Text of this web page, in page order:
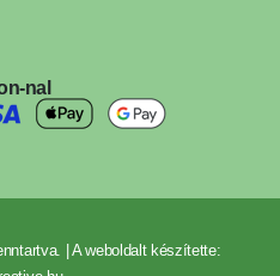
nal
| A weboldalt készítette: